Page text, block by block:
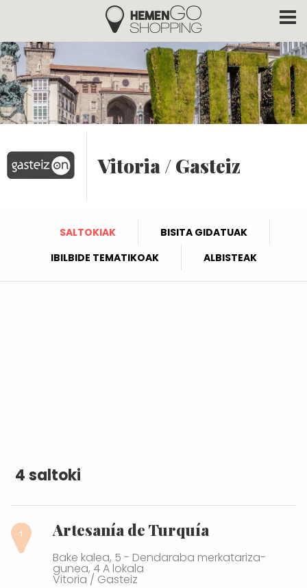
Skip to main content
Hemengo Shopping
Vitoria / Gasteiz
SALTOKIAK
BISITA GIDATUAK
IBILBIDE TEMATIKOAK
ALBISTEAK
4 saltoki
Artesanía de Turquía
Bake kalea, 5 - Dendaraba merkatariza-
gunea, 4 A lokala
Vitoria / Gasteiz